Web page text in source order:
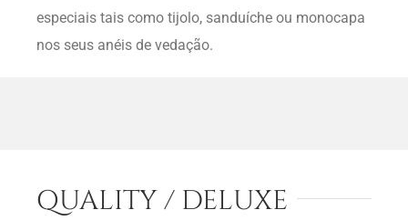
especiais tais como tijolo, sanduíche ou monocapa
nos seus anéis de vedação.
QUALITY / DELUXE